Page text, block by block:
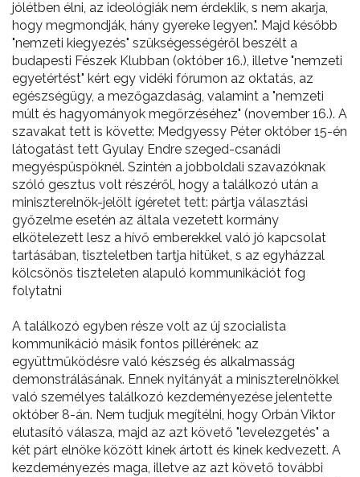
jólétben élni, az ideológiák nem érdeklik, s nem akarja,
hogy megmondják, hány gyereke legyen.". Majd később
"nemzeti kiegyezés" szükségességéről beszélt a
budapesti Fészek Klubban (október 16.), illetve "nemzeti
egyetértést" kért egy vidéki fórumon az oktatás, az
egészségügy, a mezőgazdaság, valamint a "nemzeti
múlt és hagyományok megőrzéséhez" (november 16.). A
szavakat tett is követte: Medgyessy Péter október 15-én
látogatást tett Gyulay Endre szeged-csanádi
megyéspüspöknél. Szintén a jobboldali szavazóknak
szóló gesztus volt részéről, hogy a találkozó után a
miniszterelnök-jelölt ígéretet tett: pártja választási
győzelme esetén az általa vezetett kormány
elkötelezett lesz a hívő emberekkel való jó kapcsolat
tartásában, tiszteletben tartja hitüket, s az egyházzal
kölcsönös tiszteleten alapuló kommunikációt fog
folytatni
A találkozó egyben része volt az új szocialista
kommunikáció másik fontos pillérének: az
együttműködésre való készség és alkalmasság
demonstrálásának. Ennek nyitányát a miniszterelnökkel
való személyes találkozó kezdeményezése jelentette
október 8-án. Nem tudjuk megítélni, hogy Orbán Viktor
elutasító válasza, majd az azt követő "levelezgetés" a
két párt elnöke között kinek ártott és kinek kedvezett. A
kezdeményezés maga, illetve az azt követő további